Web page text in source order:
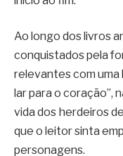
Ao longo dos livros
conquistados pela
relevantes com uma
lar para o coração”,
vida dos herdeiros
que o leitor sinta
personagens.